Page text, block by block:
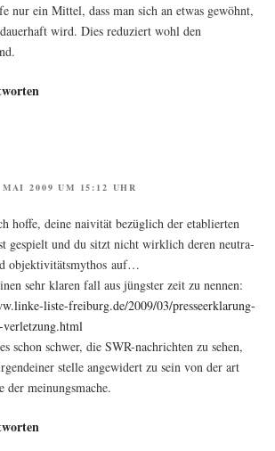
nur ein Mit­tel, dass man sich an etwas gewöhnt,
wird. Dies redu­ziert wohl den
2009 UM 15:12 UHR
hof­fe, dei­ne nai­vi­tät bezüg­lich der eta­blier­ten
gespielt und du sitzt nicht wirk­lich deren neu­tra­
objek­ti­vi­täts­my­thos auf…
sehr kla­ren fall aus jüngs­ter zeit zu nen­nen:
liste-freiburg.de/2009/03/presseerklarung-
verletzung.html
schon schwer, die SWR-nach­rich­ten zu sehen,
stel­le ange­wi­dert zu sein von der art
der meinungsmache.